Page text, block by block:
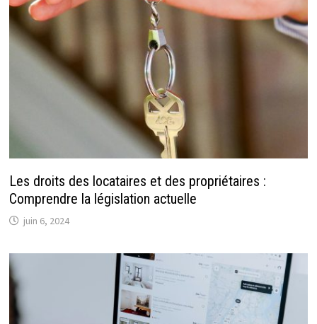
Les droits des locataires et des propriétaires :
Comprendre la législation actuelle
juin 6, 2024